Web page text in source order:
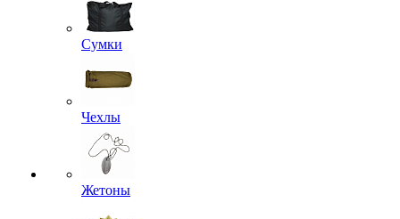
Сумки
Чехлы
Жетоны